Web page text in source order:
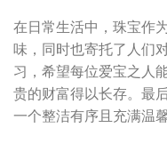
在日常生活中，珠宝作
味，同时也寄托了人们
习，希望每位爱宝之人
贵的财富得以长存。最
一个整洁有序且充满温